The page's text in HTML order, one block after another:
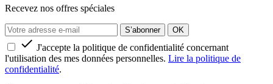
Recevez nos offres spéciales
 J'accepte la politique de confidentialité concernant
l'utilisation des mes données personnelles. Lire la politique de
confidentialité.